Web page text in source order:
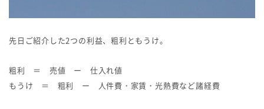
先日ご紹介した2つの利益、粗利ともうけ。
粗利 ＝ 売値 ー 仕入れ値
もうけ ＝ 粗利 ー 人件費・家賃・光熱費など諸経費